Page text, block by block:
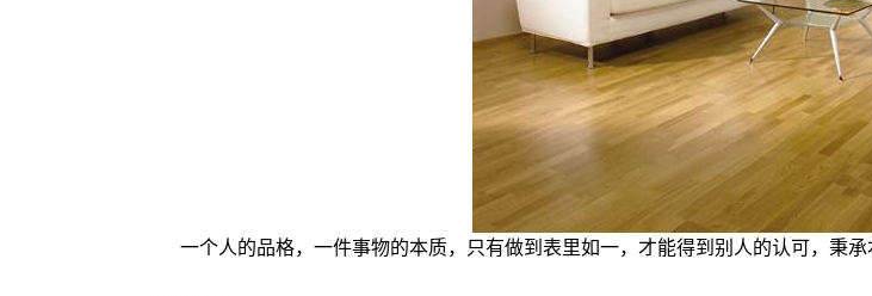
一个人的品格，一件事物的本质，只有做到表里如一，才能得到别人的认可，秉